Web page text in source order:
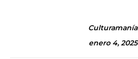
Culturamanía
enero 4, 2025